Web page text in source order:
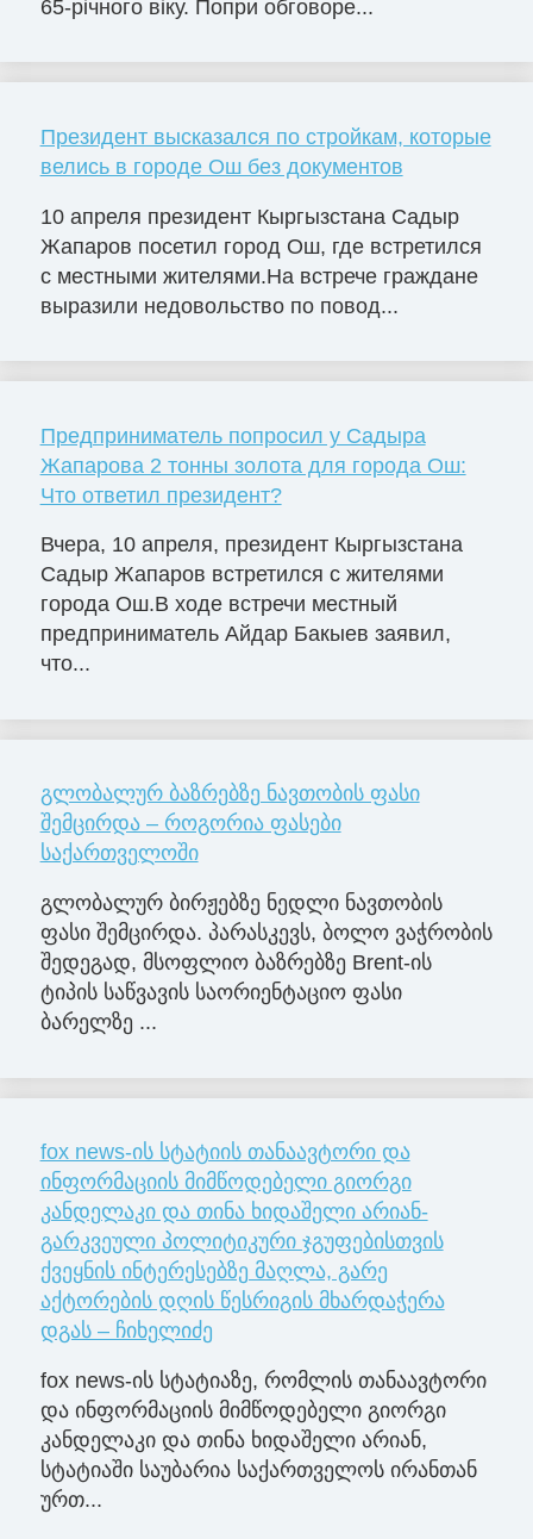
65-річного віку. Попри обговоре...
Президент высказался по стройкам, которые
велись в городе Ош без документов
10 апреля президент Кыргызстана Садыр
Жапаров посетил город Ош, где встретился
с местными жителями.На встрече граждане
выразили недовольство по повод...
Предприниматель попросил у Садыра
Жапарова 2 тонны золота для города Ош:
Что ответил президент?
Вчера, 10 апреля, президент Кыргызстана
Садыр Жапаров встретился с жителями
города Ош.В ходе встречи местный
предприниматель Айдар Бакыев заявил,
что...
გლობალურ ბაზრებზე ნავთობის ფასი
შემცირდა – როგორია ფასები
საქართველოში
გლობალურ ბირჟებზე ნედლი ნავთობის
ფასი შემცირდა. პარასკევს, ბოლო ვაჭრობის
შედეგად, მსოფლიო ბაზრებზე Brent-ის
ტიპის საწვავის საორიენტაციო ფასი
ბარელზე ...
fox news-ის სტატიის თანაავტორი და
ინფორმაციის მიმწოდებელი გიორგი
კანდელაკი და თინა ხიდაშელი არიან-
გარკვეული პოლიტიკური ჯგუფებისთვის
ქვეყნის ინტერესებზე მაღლა, გარე
აქტორების დღის წესრიგის მხარდაჭერა
დგას – ჩიხელიძე
fox news-ის სტატიაზე, რომლის თანაავტორი
და ინფორმაციის მიმწოდებელი გიორგი
კანდელაკი და თინა ხიდაშელი არიან,
სტატიაში საუბარია საქართველოს ირანთან
ურთ...